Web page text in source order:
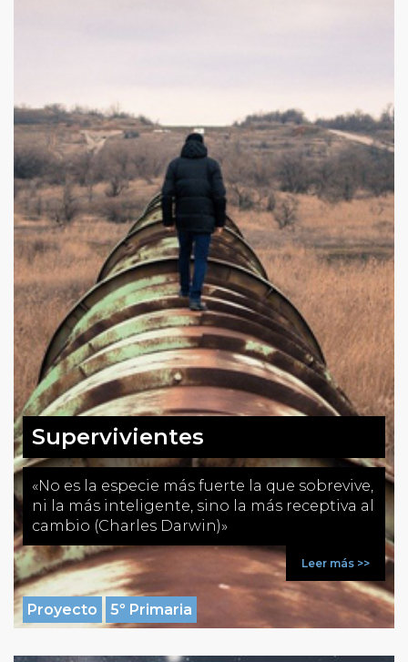
Supervivientes
«No es la especie más fuerte la que sobrevive,
ni la más inteligente, sino la más receptiva al
cambio (Charles Darwin)»
Leer más >>
Proyecto 5º Primaria